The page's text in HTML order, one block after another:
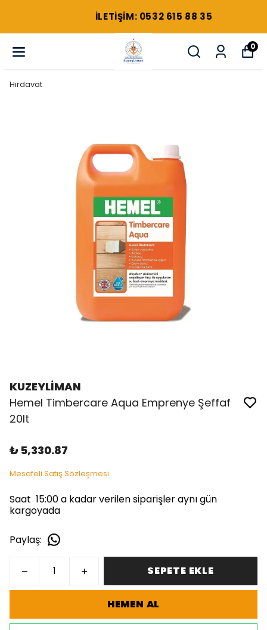
ILETIŞIM: 0532 615 88 35
0
Hırdavat
KUZEYLİMAN
Hemel Timbercare Aqua Emprenye Şeffaf
20lt
₺ 5,330.87
Mesafeli Satış Sözleşmesi
Saat 15:00 a kadar verilen siparişler aynı gün
kargoyada
Paylaş:
SEPETE EKLE
HEMEN AL